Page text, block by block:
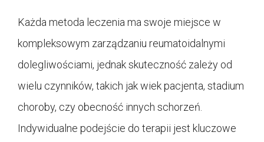
Każda metoda leczenia ma swoje miejsce w
kompleksowym zarządzaniu reumatoidalnymi
dolegliwościami, jednak skuteczność zależy od
wielu czynników, takich jak wiek pacjenta, stadium
choroby, czy obecność innych schorzeń.
Indywidualne podejście do terapii jest kluczowe